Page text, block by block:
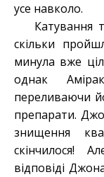
усе навколо.
Катування
скільки
минула вже
однак
переливаючи
препарати.
знищення
скінчилося!
відповіді